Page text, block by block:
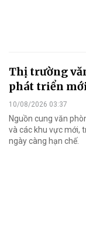
Thị trường
phát triển
10/08/2026 03:37
Nguồn cung văn
và các khu vực mới,
ngày càng hạn chế.